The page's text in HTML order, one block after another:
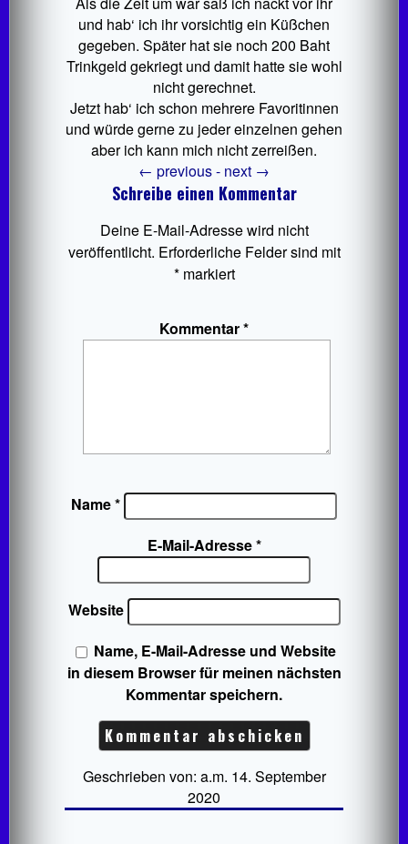
und hab‘ ich ihr vorsichtig ein Küßchen
gegeben. Später hat sie noch 200 Baht
Trinkgeld gekriegt und damit hatte sie wohl
nicht gerechnet.
Jetzt hab‘ ich schon mehrere Favoritinnen
und würde gerne zu jeder einzelnen gehen
aber ich kann mich nicht zerreißen.
← previous - next →
Schreibe einen Kommentar
Deine E-Mail-Adresse wird nicht
veröffentlicht. Erforderliche Felder sind mit
*markiert
Kommentar*
Name*
E-Mail-Adresse*
Website
Name, E-Mail-Adresse und Website
in diesem Browser für meinen nächsten
Kommentar speichern.
Geschrieben von: a.m. 14. September
2020